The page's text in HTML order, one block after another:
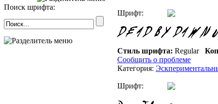
Поиск шрифта:
Шрифт:
Стиль шрифта: Regular
Сообщить о проблеме
Категория:
Шрифт: